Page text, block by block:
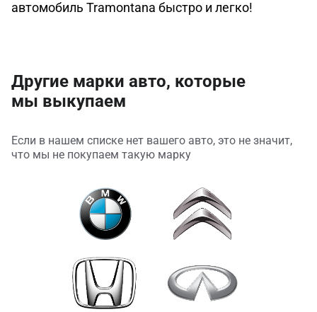
автомобиль Tramontana быстро и легко!
Другие марки авто, которые
мы выкупаем
Если в нашем списке нет вашего авто, это не значит,
что мы не покупаем такую марку